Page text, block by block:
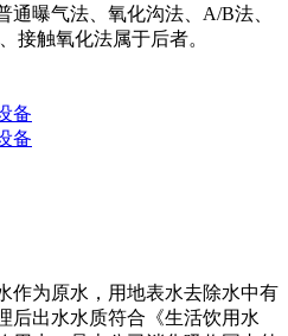
曝气法、氧化沟法、A/B法、
接触氧化法属于后者。
作为原水，用地表水去除水中有
后出水水质符合《生活饮用水